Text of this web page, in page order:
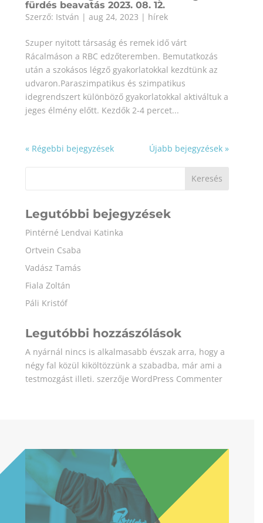
fürdés beavatás 2023. 08. 12.
Szerző: István |aug 24, 2023 | hírek
Szuper nyitott társaság és remek idő várt
Rácalmáson a RBC edzőteremben. Bemutatkozás
után a szokásos légző gyakorlatokkal kezdtünk az
udvaron.Paraszimpatikus és szimpatikus
idegrendszert különböző gyakorlatokkal aktiváltuk a
jeges élmény előtt. Kezdők 2-4 percet...
« Régebbi bejegyzések Újabb bejegyzések »
Keresés
Legutóbbi bejegyzések
Pintérné Lendvai Katinka
Ortvein Csaba
Vadász Tamás
Fiala Zoltán
Páli Kristóf
Legutóbbi hozzászólások
A nyárnál nincs is alkalmasabb évszak arra, hogy a
négy fal közül kiköltözzünk a szabadba, már ami a
testmozgást illeti. szerzőjeWordPress Commenter